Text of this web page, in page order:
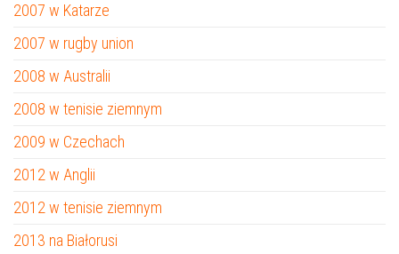
2007 w Katarze
2007 w rugby union
2008 w Australii
2008 w tenisie ziemnym
2009 w Czechach
2012 w Anglii
2012 w tenisie ziemnym
2013 na Białorusi